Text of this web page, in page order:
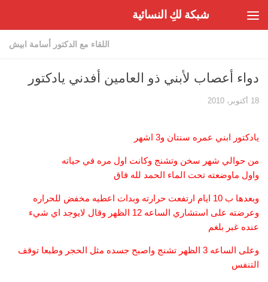
شبكة لكِ النسائية
اللقاء مع الدكتور أسامة ابيش
دواء أعصاب لأبني ذو العامين أفدني يادكتور
18 أكتوبر، 2010
يادكتور ابني عمره سنتان و3 اشهر
من حوالي شهر سخن وتشنج وكانت اول مره في حياته
واول ماوضعته تحت الماء الحمد لله فاق
وبعدها ب 10 ايام ارتفعت حرارته وبدات اعطيه مخفض للحراره
وعرضته على استشاري الساعه 12 الظهر وقال لايوجد اي شيء
عنده غبر بلغم
وعلى الساعه 3 الظهر تشنج واصبح جسده مثل الحجر وطبعا توقف
التنفس